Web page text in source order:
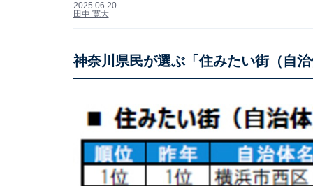
2025.06.20
田中 寛大
神奈川県民が選ぶ「住みたい街（自